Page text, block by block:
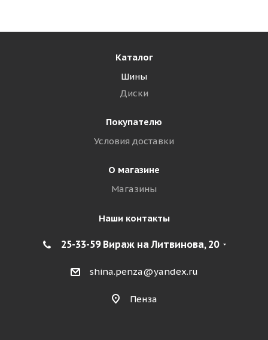
Каталог
Шины
Диски
Покупателю
Условия доставки
О магазине
Магазины
Наши контакты
25-33-59 Вираж на Литвинова, 20
shina.penza@yandex.ru
Пенза